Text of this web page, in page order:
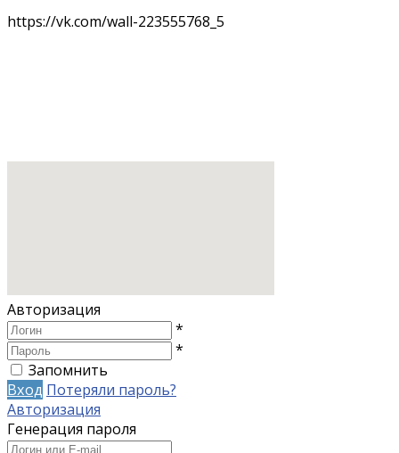
https://vk.com/wall-223555768_5
Авторизация
*
*
Запомнить
Вход Потеряли пароль?
Авторизация
Генерация пароля